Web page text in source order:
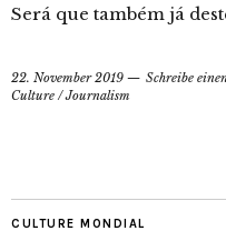
Será que também já
22. November 2019
Schreibe
Culture /Journalism
CULTURE MONDIAL